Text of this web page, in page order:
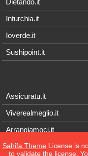
Dietando.it
Inturchia.it
Ioverde.it
Sushipoint.it
Assicuratu.it
Viverealmeglio.it
Arrangiamoci.it
Tecnichef.it
Sahifa Theme License is
to validate the license,